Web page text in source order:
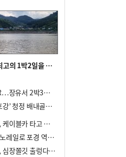
경남 협동조합이 뭉쳤다, 최고의 1박2일을 위해
천연 수영장, 둘레길 ASMR…장유서 2박3일 소확행
통도사 명품 소나무길 ‘눈호강’ 청정 배내골서 더위 싹
얼음골서 삼복더위 날리고, 케이블카 타고 신선놀음
고래떼 찾는 생태관광…모노레일로 포경 역사여행
대왕암공원 해송숲 거닐고, 심장쫄깃 출렁다리 건너봐